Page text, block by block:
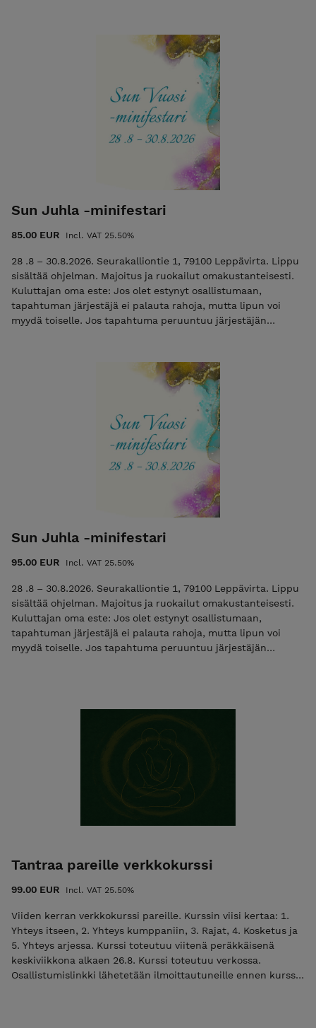
Sun Juhla -minifestari
85.00 EUR Incl. VAT 25.50%
28 .8 – 30.8.2026. Seurakalliontie 1, 79100 Leppävirta. Lippu
sisältää ohjelman. Majoitus ja ruokailut omakustanteisesti.
Kuluttajan oma este: Jos olet estynyt osallistumaan,
tapahtuman järjestäjä ei palauta rahoja, mutta lipun voi
myydä toiselle. Jos tapahtuma peruuntuu järjestäjän
Sun Juhla -minifestari
95.00 EUR Incl. VAT 25.50%
28 .8 – 30.8.2026. Seurakalliontie 1, 79100 Leppävirta. Lippu
sisältää ohjelman. Majoitus ja ruokailut omakustanteisesti.
Kuluttajan oma este: Jos olet estynyt osallistumaan,
tapahtuman järjestäjä ei palauta rahoja, mutta lipun voi
myydä toiselle. Jos tapahtuma peruuntuu järjestäjän
​​​​Tantraa pareille verkkokurssi
99.00 EUR Incl. VAT 25.50%
Viiden kerran verkkokurssi pareille. Kurssin viisi kertaa: 1.
Yhteys itseen, 2. Yhteys kumppaniin, 3. Rajat, 4. Kosketus ja
5. Yhteys arjessa. Kurssi toteutuu viitenä peräkkäisenä
keskiviikkona alkaen 26.8. Kurssi toteutuu verkossa.
Osallistumislinkki lähetetään ilmoittautuneille ennen kurssin